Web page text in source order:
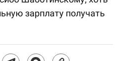
зарплату получать